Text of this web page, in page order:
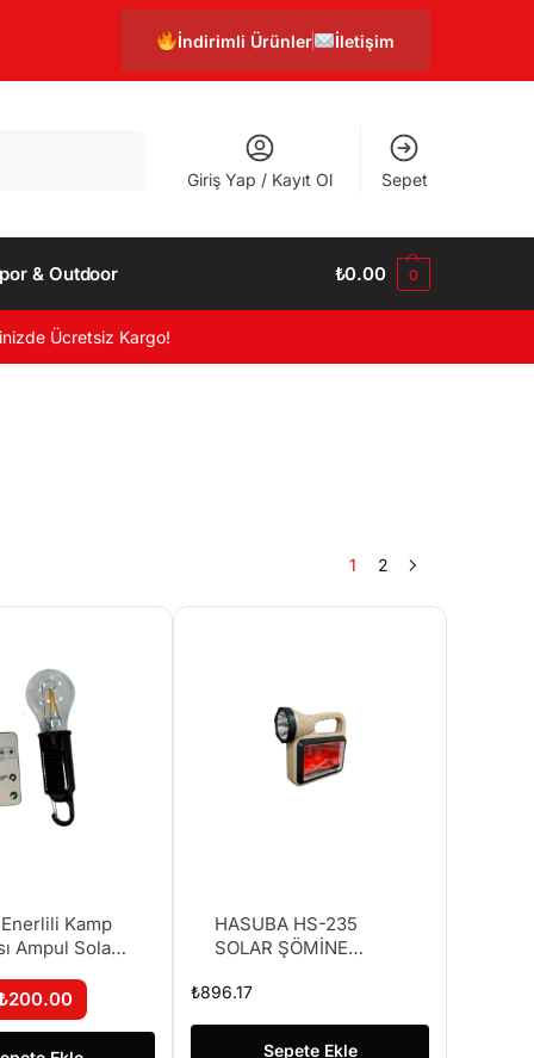
İndirimli Ürünler İletişim
Giriş Yap / Kayıt Ol Sepet
& Outdoor ₺0.00 0
Ücretsiz Kargo!
1 2
Kamp
Ampul Solar (
200.00
HASUBA HS-235
SOLAR ŞÖMİNE
ENERJİLİ
₺896.17
Sepete Ekle